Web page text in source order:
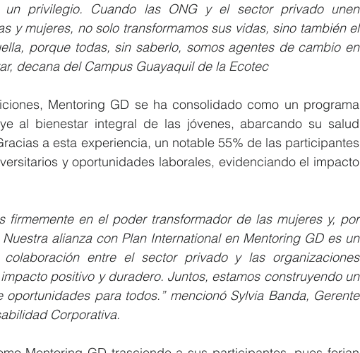
un privilegio. Cuando las ONG y el sector privado unen
y mujeres, no solo transformamos sus vidas, sino también el
porque todas, sin saberlo, somos agentes de cambio en
decana del Campus Guayaquil de la Ecotec
Mentoring GD se ha consolidado como un programa
al bienestar integral de las jóvenes, abarcando su salud
a esta experiencia, un notable 55% de las participantes
y oportunidades laborales, evidenciando el impacto
firmemente en el poder transformador de las mujeres y, por
alianza con Plan International en Mentoring GD es un
entre el sector privado y las organizaciones
positivo y duradero. Juntos, estamos construyendo un
para todos.” mencionó Sylvia Banda, Gerente
Corporativa.